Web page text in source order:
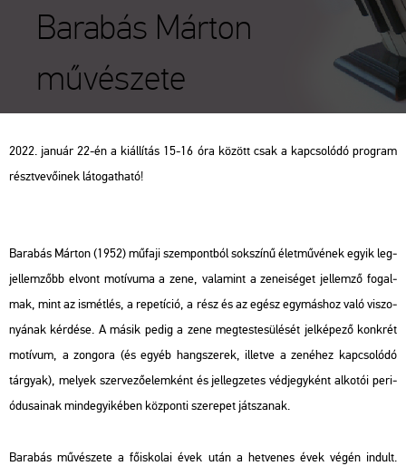
Barabás Márton
művészete
2022. ja­nu­ár 22-én a ki­ál­lí­tás 15-16 óra kö­zött csak a kap­cso­ló­dó prog­ram
részt­ve­vő­i­nek lá­to­gat­ha­tó!
Ba­ra­bás Már­ton (1952) mű­fa­ji szem­pont­ból sok­szí­nű élet­mű­vé­nek egyik leg­
jel­lem­zőbb el­vont mo­tí­vu­ma a zene, va­la­mint a ze­ne­i­sé­get jel­lem­ző fo­gal­
mak, mint az is­mét­lés, a re­pe­tí­ció, a rész és az egész egy­más­hoz való vi­szo­
nyá­nak kér­dé­se. A másik pedig a zene meg­tes­te­sü­lé­sét jel­ké­pe­ző konk­rét
mo­tí­vum, a zon­go­ra (és egyéb hang­sze­rek, il­let­ve a ze­né­hez kap­cso­ló­dó
tár­gyak), me­lyek szer­ve­ző­elem­ként és jel­leg­ze­tes véd­jegy­ként al­ko­tói pe­ri­
ó­du­sa­i­nak mind­egyi­ké­ben köz­pon­ti sze­re­pet ját­sza­nak.
Ba­ra­bás mű­vé­sze­te a fő­is­ko­lai évek után a het­ve­nes évek végén in­dult.